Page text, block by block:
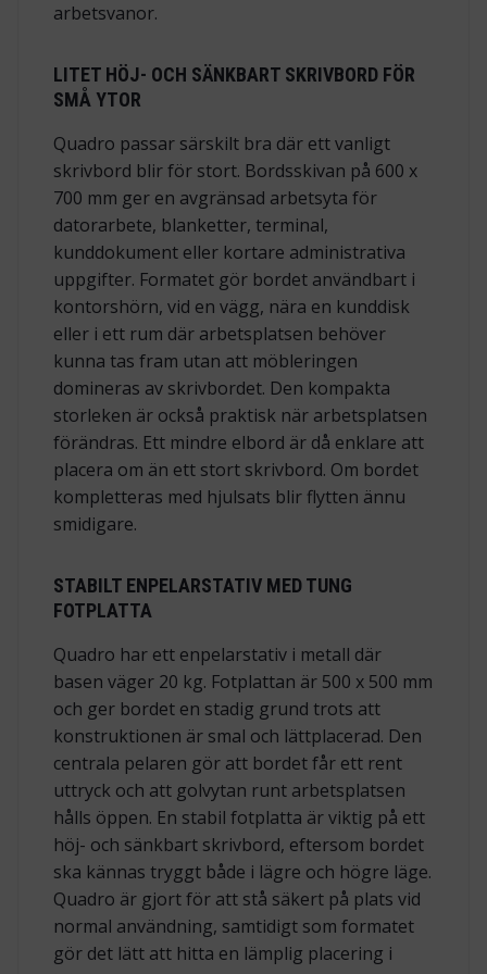
arbetsvanor.
LITET HÖJ- OCH SÄNKBART SKRIVBORD FÖR
SMÅ YTOR
Quadro passar särskilt bra där ett vanligt
skrivbord blir för stort. Bordsskivan på 600 x
700 mm ger en avgränsad arbetsyta för
datorarbete, blanketter, terminal,
kunddokument eller kortare administrativa
uppgifter. Formatet gör bordet användbart i
kontorshörn, vid en vägg, nära en kunddisk
eller i ett rum där arbetsplatsen behöver
kunna tas fram utan att möbleringen
domineras av skrivbordet. Den kompakta
storleken är också praktisk när arbetsplatsen
förändras. Ett mindre elbord är då enklare att
placera om än ett stort skrivbord. Om bordet
kompletteras med hjulsats blir flytten ännu
smidigare.
STABILT ENPELARSTATIV MED TUNG
FOTPLATTA
Quadro har ett enpelarstativ i metall där
basen väger 20 kg. Fotplattan är 500 x 500 mm
och ger bordet en stadig grund trots att
konstruktionen är smal och lättplacerad. Den
centrala pelaren gör att bordet får ett rent
uttryck och att golvytan runt arbetsplatsen
hålls öppen. En stabil fotplatta är viktig på ett
höj- och sänkbart skrivbord, eftersom bordet
ska kännas tryggt både i lägre och högre läge.
Quadro är gjort för att stå säkert på plats vid
normal användning, samtidigt som formatet
gör det lätt att hitta en lämplig placering i